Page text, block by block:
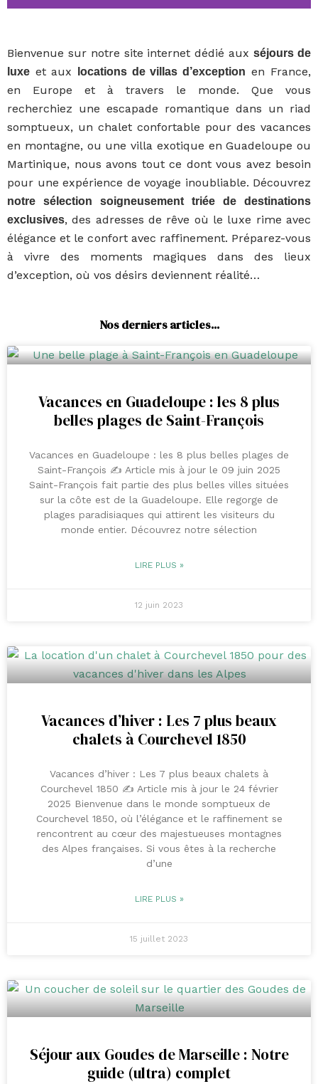
rêves à petit prix
Profitez d'une parenthèse luxueuse au
meilleur rapport qualité-prix !
RÉSERVEZ VOTRE VILLA
Bienvenue sur notre site internet dédié aux séjours de
luxe et aux locations de villas d’exception en France,
en Europe et à travers le monde. Que vous
recherchiez une escapade romantique dans un riad
somptueux, un chalet confortable pour des vacances
en montagne, ou une villa exotique en Guadeloupe ou
Martinique, nous avons tout ce dont vous avez besoin
pour une expérience de voyage inoubliable. Découvrez
notre sélection soigneusement triée de destinations
exclusives, des adresses de rêve où le luxe rime avec
élégance et le confort avec raffinement. Préparez-vous
à vivre des moments magiques dans des lieux
d’exception, où vos désirs deviennent réalité…
Nos derniers articles...
Vacances en Guadeloupe : les 8 plus
belles plages de Saint-François
Vacances en Guadeloupe : les 8 plus belles plages de
Saint-François ✍️ Article mis à jour le 09 juin 2025
Saint-François fait partie des plus belles villes situées
sur la côte est de la Guadeloupe. Elle regorge de
plages paradisiaques qui attirent les visiteurs du
monde entier. Découvrez notre sélection
LIRE PLUS »
12 juin 2023
Vacances d’hiver : Les 7 plus beaux
chalets à Courchevel 1850
Vacances d’hiver : Les 7 plus beaux chalets à
Courchevel 1850 ✍️ Article mis à jour le 24 février
2025 Bienvenue dans le monde somptueux de
Courchevel 1850, où l’élégance et le raffinement se
rencontrent au cœur des majestueuses montagnes
des Alpes françaises. Si vous êtes à la recherche
d’une
LIRE PLUS »
15 juillet 2023
Séjour aux Goudes de Marseille : Notre
guide (ultra) complet